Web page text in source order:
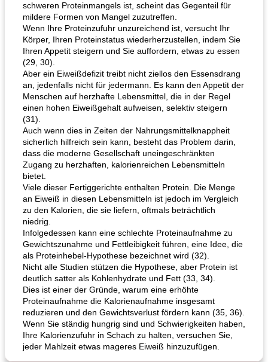
schweren Proteinmangels ist, scheint das Gegenteil für
mildere Formen von Mangel zuzutreffen.
Wenn Ihre Proteinzufuhr unzureichend ist, versucht Ihr
Körper, Ihren Proteinstatus wiederherzustellen, indem Sie
Ihren Appetit steigern und Sie auffordern, etwas zu essen
(29, 30).
Aber ein Eiweißdefizit treibt nicht ziellos den Essensdrang
an, jedenfalls nicht für jedermann. Es kann den Appetit der
Menschen auf herzhafte Lebensmittel, die in der Regel
einen hohen Eiweißgehalt aufweisen, selektiv steigern
(31).
Auch wenn dies in Zeiten der Nahrungsmittelknappheit
sicherlich hilfreich sein kann, besteht das Problem darin,
dass die moderne Gesellschaft uneingeschränkten
Zugang zu herzhaften, kalorienreichen Lebensmitteln
bietet.
Viele dieser Fertiggerichte enthalten Protein. Die Menge
an Eiweiß in diesen Lebensmitteln ist jedoch im Vergleich
zu den Kalorien, die sie liefern, oftmals beträchtlich
niedrig.
Infolgedessen kann eine schlechte Proteinaufnahme zu
Gewichtszunahme und Fettleibigkeit führen, eine Idee, die
als Proteinhebel-Hypothese bezeichnet wird (32).
Nicht alle Studien stützen die Hypothese, aber Protein ist
deutlich satter als Kohlenhydrate und Fett (33, 34).
Dies ist einer der Gründe, warum eine erhöhte
Proteinaufnahme die Kalorienaufnahme insgesamt
reduzieren und den Gewichtsverlust fördern kann (35, 36).
Wenn Sie ständig hungrig sind und Schwierigkeiten haben,
Ihre Kalorienzufuhr in Schach zu halten, versuchen Sie,
jeder Mahlzeit etwas mageres Eiweiß hinzuzufügen.